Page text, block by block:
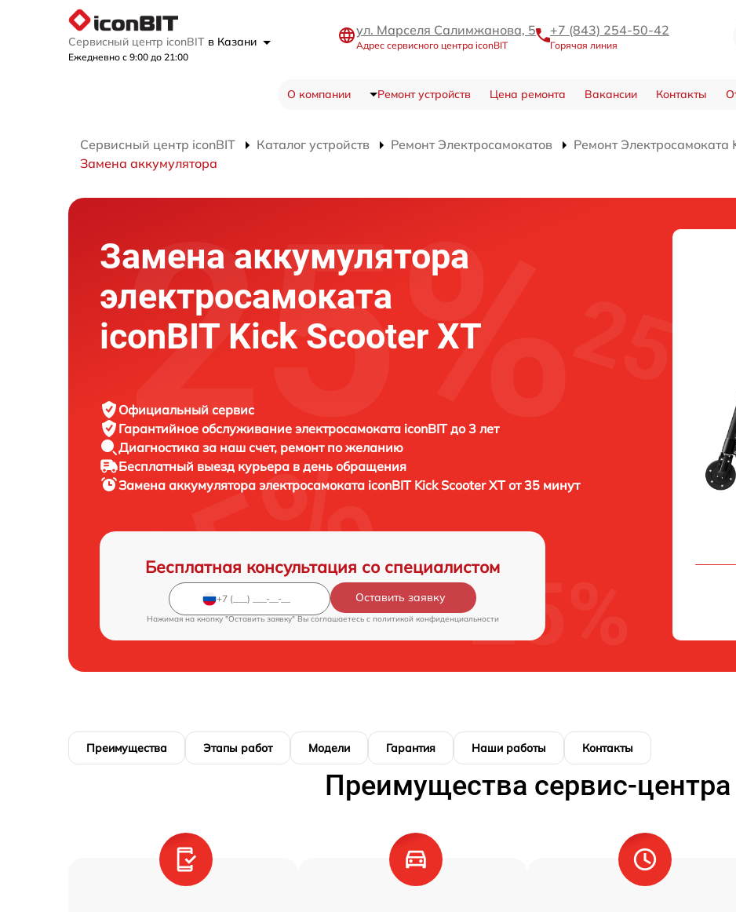
Сервисный центр iconBIT в Казани
Ежедневно с 9:00 до 21:00
ул. Марселя Салимжанова, 5
Адрес сервисного центра iconBIT
+7 (843) 254-50-42
Горячая линия
О компании Ремонт устройств Цена ремонта Вакансии Контакты
Сервисный центр iconBIT Каталог устройств Ремонт Электросамокатов
Ремонт Электросамоката
Замена аккумулятора
Замена аккумулятора
электросамоката
iconBIT Kick Scooter XT
Официальный сервис
Гарантийное обслуживание электросамоката iconBIT до 3 лет
Диагностика за наш счет, ремонт по желанию
Бесплатный выезд курьера в день обращения
Замена аккумулятора электросамоката iconBIT Kick Scooter XT от 35 минут
Бесплатная консультация со специалистом
Оставить заявку
Нажимая на кнопку "Оставить заявку" Вы соглашаетесь c политикой конфиденциальности
Преимущества Этапы работ Модели Гарантия Наши работы Контакты
Преимущества сервис-центра